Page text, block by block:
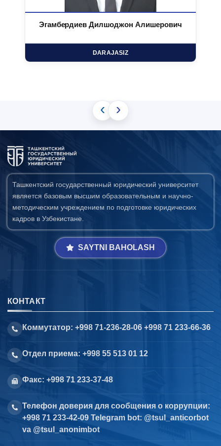
Эгамбердиев Дилшоджон Алишерович
DARAJASIZ
‹ ›
Ташкентский государственный юридический университет
является базовым высшим образовательным и научно-
методическим учреждением по подготовке юридических
кадров в Узбекистане.
SAYTNI BAHOLASH
КОНТАКТ
Коммутатор: +998 71-236-28-06 +998 71 233-66-36
Отдел приема: +998 55 513 01 12
Факс: +998 71 233-37-48
Телефон доверия для сообщения о коррупции:
+998 71 233-42-09 Telegram bot: @tsul_anticorbot
va @tsul_anonimbot